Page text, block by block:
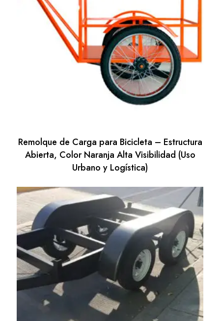
Remolque de Carga para Bicicleta – Estructura
Abierta, Color Naranja Alta Visibilidad (Uso
Urbano y Logística)